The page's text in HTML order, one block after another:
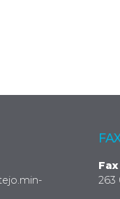
Fax
263